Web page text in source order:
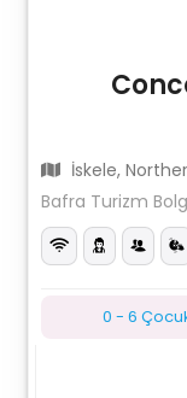
İskele,
Bafra Turizm
0 - 6